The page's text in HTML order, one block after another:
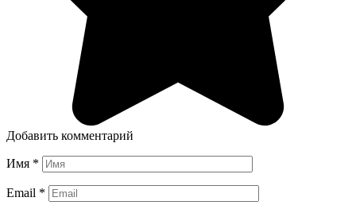
Добавить комментарий
Имя *
Email *